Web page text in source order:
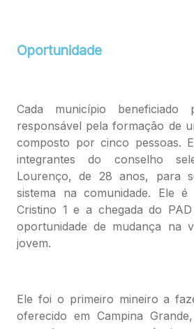
Oportunidade
Cada município beneficiado
responsável pela formação de
composto por cinco pessoas.
integrantes do conselho
Lourenço, de 28 anos, para
sistema na comunidade. Ele
Cristino 1 e a chegada do
oportunidade de mudança na
jovem.
Ele foi o primeiro mineiro a
oferecido em Campina